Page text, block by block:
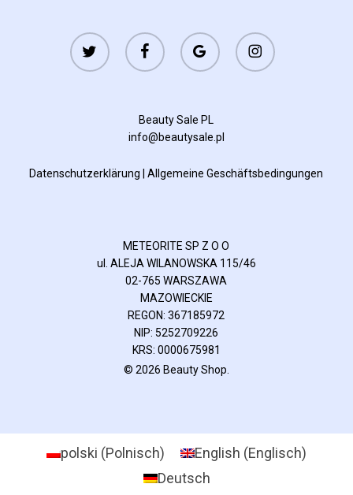
twitter facebook
google-
plus
instagram
Beauty Sale PL
info@beautysale.pl
Datenschutzerklärung |Allgemeine Geschäftsbedingungen
METEORITE SP Z O O
ul. ALEJA WILANOWSKA 115/46
02-765 WARSZAWA
MAZOWIECKIE
REGON: 367185972
NIP: 5252709226
KRS: 0000675981
© 2026 Beauty Shop.
polski (Polnisch) English (Englisch)
Deutsch